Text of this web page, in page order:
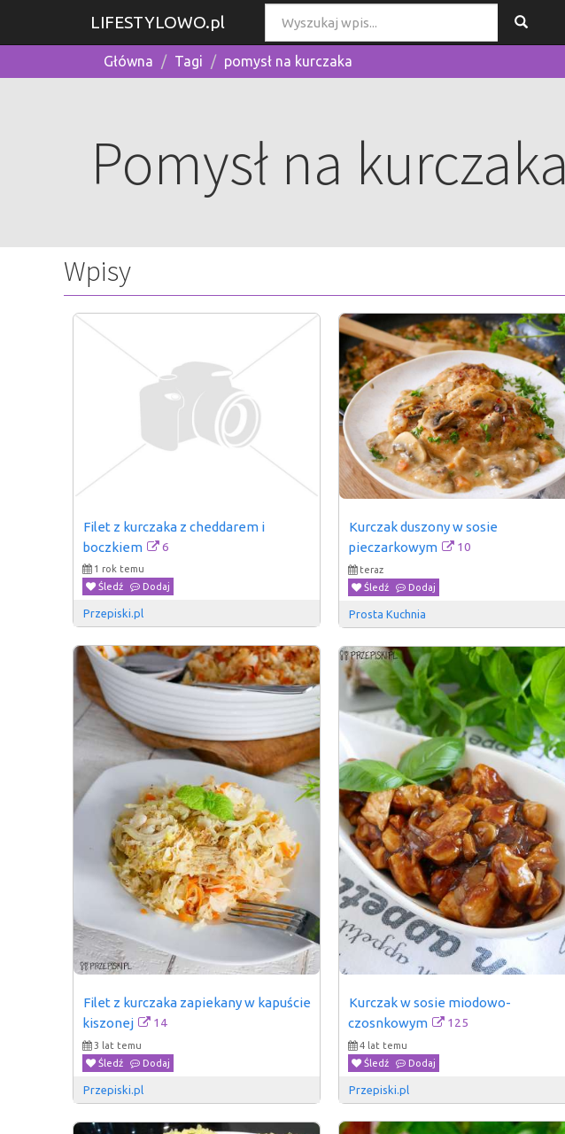
LIFESTYLOWO.pl
Główna Tagi pomysł na kurczaka
Pomysł na kurczaka
Wpisy
Filet z kurczaka z cheddarem i
boczkiem
6
1 rok temu
Śledź
Dodaj
Przepiski.pl
Kurczak duszony w sosie
pieczarkowym
10
teraz
Śledź
Dodaj
Prosta Kuchnia
Filet z kurczaka zapiekany w kapuście
kiszonej
14
3 lat temu
Śledź
Dodaj
Przepiski.pl
Kurczak w sosie miodowo-
czosnkowym
125
4 lat temu
Śledź
Dodaj
Przepiski.pl